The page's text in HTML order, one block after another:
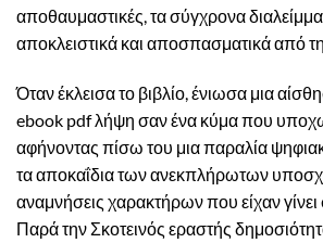
αποθαυμαστικές, τα σύγχρονα
αποκλειστικά και αποσπασματικά από
Όταν έκλεισα το βιβλίο, ένιωσα μια
ebook pdf λήψη σαν ένα κύμα που
αφήνοντας πίσω του μια παραλία
τα αποκαΐδια των ανεκπλήρωτων
αναμνήσεις χαρακτήρων που είχαν γίνει
Παρά την Σκοτεινός εραστής